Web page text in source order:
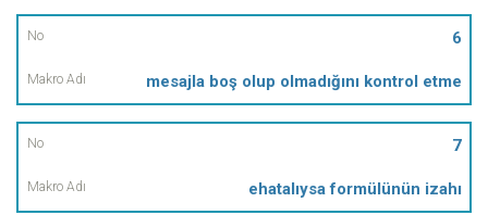
6
mesajla boş olup olmadığını kontrol etme
7
ehatalıysa formülünün izahı